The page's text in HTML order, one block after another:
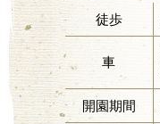
徒歩
車
開園期間